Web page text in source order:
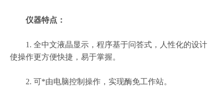
仪器特点：
1. 全中文液晶显示，程序基于问答式，人性化的设计
使操作更方便快捷，易于掌握。
2. 可*由电脑控制操作，实现酶免工作站。